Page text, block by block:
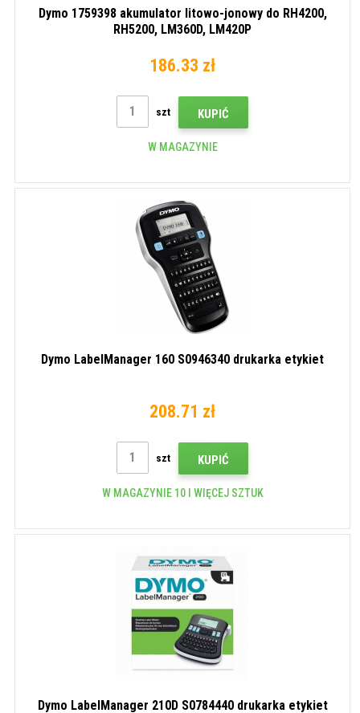
Dymo 1759398 akumulator litowo-jonowy do RH4200,
RH5200, LM360D, LM420P
186.33 zł
szt KUPIĆ
W MAGAZYNIE
Dymo LabelManager 160 S0946340 drukarka etykiet
208.71 zł
szt KUPIĆ
W MAGAZYNIE 10 I WIĘCEJ SZTUK
Dymo LabelManager 210D S0784440 drukarka etykiet